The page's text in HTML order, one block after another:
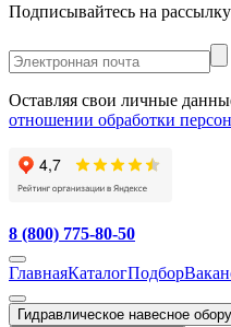
Подписывайтесь на
Оставляя свои личные
отношении обработки
8 (800) 775-80-50
ГлавнаяКаталогПодбор
Гидравлическое навесное